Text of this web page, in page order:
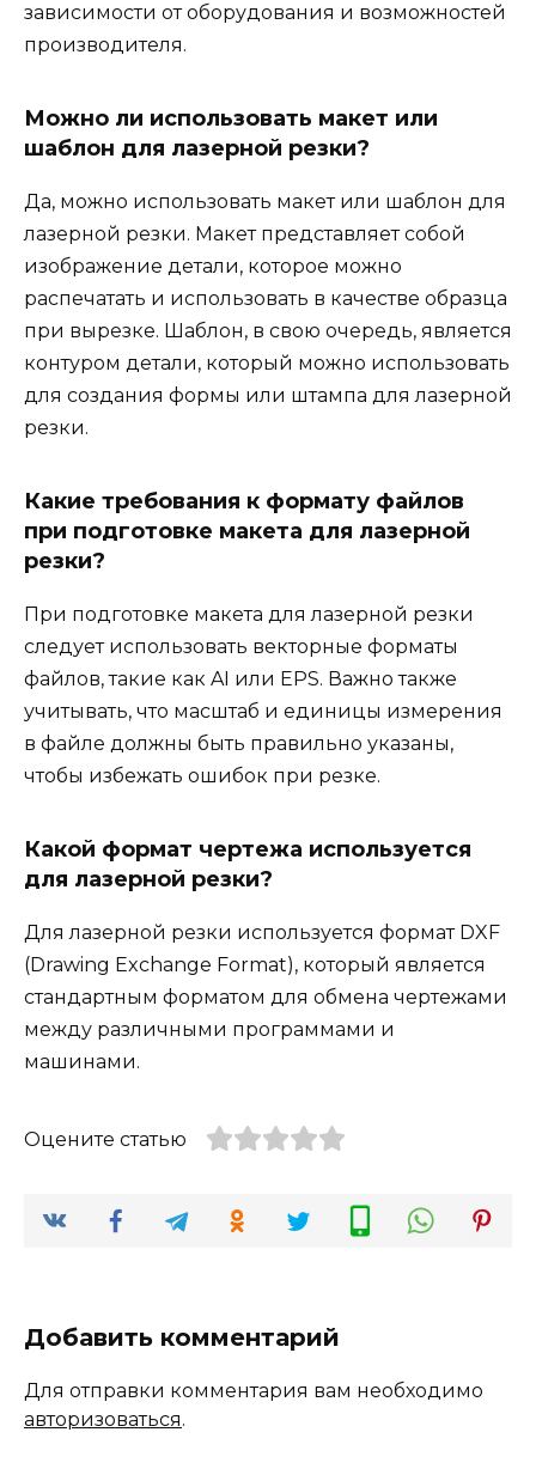
зависимости от оборудования и возможностей
производителя.
Можно ли использовать макет или
шаблон для лазерной резки?
Да, можно использовать макет или шаблон для
лазерной резки. Макет представляет собой
изображение детали, которое можно
распечатать и использовать в качестве образца
при вырезке. Шаблон, в свою очередь, является
контуром детали, который можно использовать
для создания формы или штампа для лазерной
резки.
Какие требования к формату файлов
при подготовке макета для лазерной
резки?
При подготовке макета для лазерной резки
следует использовать векторные форматы
файлов, такие как AI или EPS. Важно также
учитывать, что масштаб и единицы измерения
в файле должны быть правильно указаны,
чтобы избежать ошибок при резке.
Какой формат чертежа используется
для лазерной резки?
Для лазерной резки используется формат DXF
(Drawing Exchange Format), который является
стандартным форматом для обмена чертежами
между различными программами и
машинами.
Оцените статью
Добавить комментарий
Для отправки комментария вам необходимо
авторизоваться.